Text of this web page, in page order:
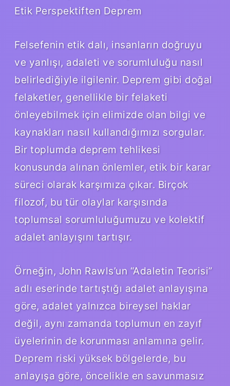
Etik Perspektiften Deprem
Felsefenin etik dalı, insanların doğruyu
ve yanlışı, adaleti ve sorumluluğu nasıl
belirlediğiyle ilgilenir. Deprem gibi doğal
felaketler, genellikle bir felaketi
önleyebilmek için elimizde olan bilgi ve
kaynakları nasıl kullandığımızı sorgular.
Bir toplumda deprem tehlikesi
konusunda alınan önlemler, etik bir karar
süreci olarak karşımıza çıkar. Birçok
filozof, bu tür olaylar karşısında
toplumsal sorumluluğumuzu ve kolektif
adalet anlayışını tartışır.
Örneğin, John Rawls’un “Adaletin Teorisi”
adlı eserinde tartıştığı adalet anlayışına
göre, adalet yalnızca bireysel haklar
değil, aynı zamanda toplumun en zayıf
üyelerinin de korunması anlamına gelir.
Deprem riski yüksek bölgelerde, bu
anlayışa göre, öncelikle en savunmasız